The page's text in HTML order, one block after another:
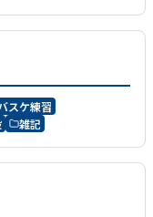
スケ練習
雑記